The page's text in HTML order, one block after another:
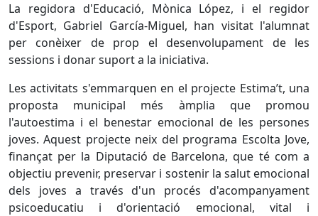
La regidora d'Educació, Mònica López, i el regidor
d'Esport, Gabriel García-Miguel, han visitat l'alumnat
per conèixer de prop el desenvolupament de les
sessions i donar suport a la iniciativa.
Les activitats s'emmarquen en el projecte Estima’t, una
proposta municipal més àmplia que promou
l'autoestima i el benestar emocional de les persones
joves. Aquest projecte neix del programa Escolta Jove,
finançat per la Diputació de Barcelona, que té com a
objectiu prevenir, preservar i sostenir la salut emocional
dels joves a través d'un procés d'acompanyament
psicoeducatiu i d'orientació emocional, vital i